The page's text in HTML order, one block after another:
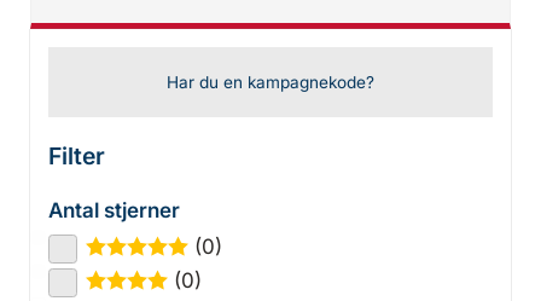
Har du en kampagnekode?
Filter
Antal stjerner
★★★★★
(0)
★★★★
(0)